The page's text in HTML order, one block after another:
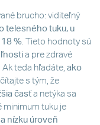
brucho: viditeľný
telesného tuku, u
18 % . Tieto hodnoty sú
a pre zdravé
teda hľadáte, ako
s tým, že
časť a netýka sa
minimum tuku je
nízku úroveň